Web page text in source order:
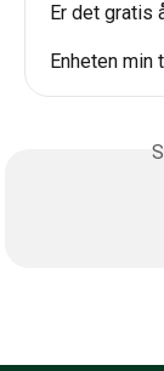
Er det gratis
Enheten